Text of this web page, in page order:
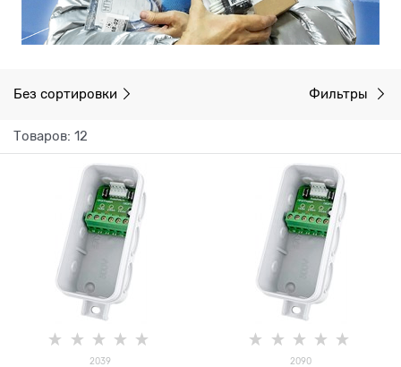
Без сортировки Фильтры
Товаров: 12
2039 2090